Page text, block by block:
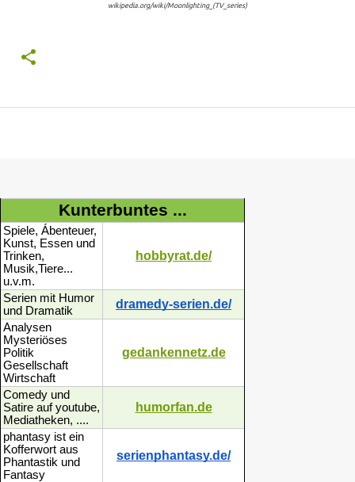
wikipedia.org/wiki/Moonlighting_(TV_series)
Kunterbuntes ...
Spiele, Ábenteuer,
Kunst, Essen und
Trinken,
Musik,Tiere...
u.v.m.
hobbyrat.de/
Serien mit Humor
und Dramatik
dramedy-serien.de/
Analysen
Mysteriöses
Politik
Gesellschaft
Wirtschaft
gedankennetz.de
Comedy und
Satire auf youtube,
Mediatheken, ....
humorfan.de
phantasy ist ein
Kofferwort aus
Phantastik und
Fantasy
serienphantasy.de/